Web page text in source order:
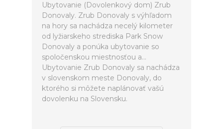
Ubytovanie (Dovolenkový dom) Zrub
Donovaly. Zrub Donovaly s výhľadom
na hory sa nachádza necelý kilometer
od lyžiarskeho strediska Park Snow
Donovaly a ponúka ubytovanie so
spoločenskou miestnosťou a...
Ubytovanie Zrub Donovaly sa nachádza
v slovenskom meste Donovaly, do
ktorého si môžete naplánovať vašú
dovolenku na Slovensku.